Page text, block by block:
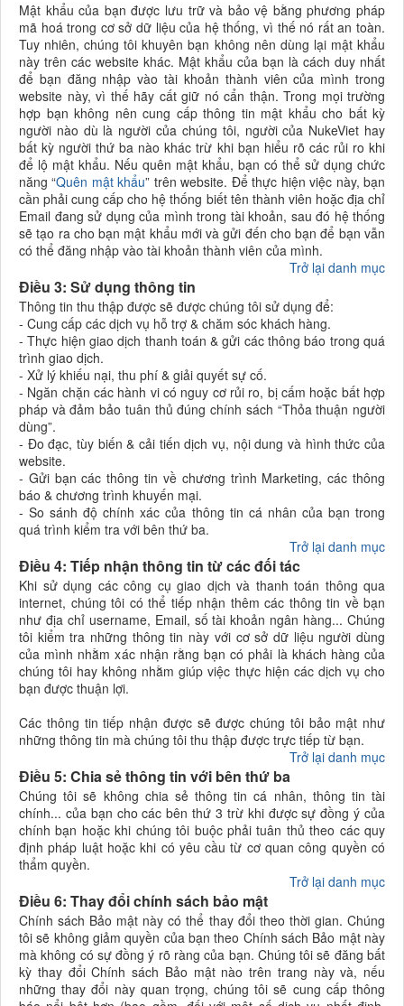
Mật khẩu của bạn được lưu trữ và bảo vệ bằng phương pháp
mã hoá trong cơ sở dữ liệu của hệ thống, vì thế nó rất an toàn.
Tuy nhiên, chúng tôi khuyên bạn không nên dùng lại mật khẩu
này trên các website khác. Mật khẩu của bạn là cách duy nhất
để bạn đăng nhập vào tài khoản thành viên của mình trong
website này, vì thế hãy cất giữ nó cẩn thận. Trong mọi trường
hợp bạn không nên cung cấp thông tin mật khẩu cho bất kỳ
người nào dù là người của chúng tôi, người của NukeViet hay
bất kỳ người thứ ba nào khác trừ khi bạn hiểu rõ các rủi ro khi
để lộ mật khẩu. Nếu quên mật khẩu, bạn có thể sử dụng chức
năng “Quên mật khẩu” trên website. Để thực hiện việc này, bạn
cần phải cung cấp cho hệ thống biết tên thành viên hoặc địa chỉ
Email đang sử dụng của mình trong tài khoản, sau đó hệ thống
sẽ tạo ra cho bạn mật khẩu mới và gửi đến cho bạn để bạn vẫn
có thể đăng nhập vào tài khoản thành viên của mình.
Trở lại danh mục
Điều 3: Sử dụng thông tin
Thông tin thu thập được sẽ được chúng tôi sử dụng để:
- Cung cấp các dịch vụ hỗ trợ & chăm sóc khách hàng.
- Thực hiện giao dịch thanh toán & gửi các thông báo trong quá
trình giao dịch.
- Xử lý khiếu nại, thu phí & giải quyết sự cố.
- Ngăn chặn các hành vi có nguy cơ rủi ro, bị cấm hoặc bất hợp
pháp và đảm bảo tuân thủ đúng chính sách “Thỏa thuận người
dùng”.
- Đo đạc, tùy biến & cải tiến dịch vụ, nội dung và hình thức của
website.
- Gửi bạn các thông tin về chương trình Marketing, các thông
báo & chương trình khuyến mại.
- So sánh độ chính xác của thông tin cá nhân của bạn trong
quá trình kiểm tra với bên thứ ba.
Trở lại danh mục
Điều 4: Tiếp nhận thông tin từ các đối tác
Khi sử dụng các công cụ giao dịch và thanh toán thông qua
internet, chúng tôi có thể tiếp nhận thêm các thông tin về bạn
như địa chỉ username, Email, số tài khoản ngân hàng... Chúng
tôi kiểm tra những thông tin này với cơ sở dữ liệu người dùng
của mình nhằm xác nhận rằng bạn có phải là khách hàng của
chúng tôi hay không nhằm giúp việc thực hiện các dịch vụ cho
bạn được thuận lợi.
Các thông tin tiếp nhận được sẽ được chúng tôi bảo mật như
những thông tin mà chúng tôi thu thập được trực tiếp từ bạn.
Trở lại danh mục
Điều 5: Chia sẻ thông tin với bên thứ ba
Chúng tôi sẽ không chia sẻ thông tin cá nhân, thông tin tài
chính... của bạn cho các bên thứ 3 trừ khi được sự đồng ý của
chính bạn hoặc khi chúng tôi buộc phải tuân thủ theo các quy
định pháp luật hoặc khi có yêu cầu từ cơ quan công quyền có
thẩm quyền.
Trở lại danh mục
Điều 6: Thay đổi chính sách bảo mật
Chính sách Bảo mật này có thể thay đổi theo thời gian. Chúng
tôi sẽ không giảm quyền của bạn theo Chính sách Bảo mật này
mà không có sự đồng ý rõ ràng của bạn. Chúng tôi sẽ đăng bất
kỳ thay đổi Chính sách Bảo mật nào trên trang này và, nếu
những thay đổi này quan trọng, chúng tôi sẽ cung cấp thông